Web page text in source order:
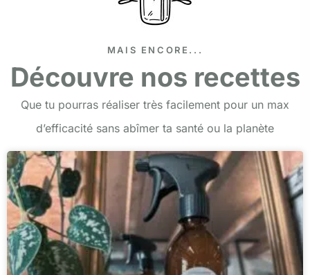
MAIS ENCORE...
Découvre nos recettes
Que tu pourras réaliser très facilement pour un max
d’efficacité sans abîmer ta santé ou la planète